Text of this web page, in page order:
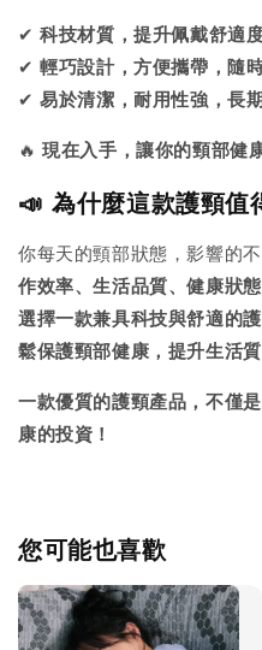
✔科技材質，提升佩戴舒適
✔輕巧設計，方便攜帶，隨
✔易於清潔，耐用性強，長
🔥現在入手，讓你的頸部健
📣 為什麼這款護頸值
你每天的頸部狀態，影響的
作效率、生活品質、健康狀態
選擇一款兼具科技與舒適的
鬆保護頸部健康，提升生活質
一款優質的護頸產品，不僅
康的投資！
您可能也喜歡